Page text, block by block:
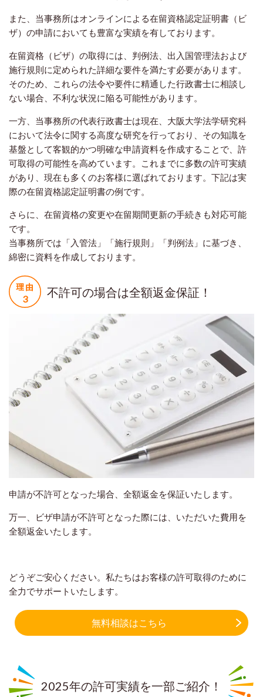
また、当事務所はオンラインによる在留資格認定証明書（ビ
ザ）の申請においても豊富な実績を有しております。
在留資格（ビザ）の取得には、判例法、出入国管理法および
施行規則に定められた詳細な要件を満たす必要があります。
そのため、これらの法令や要件に精通した行政書士に相談し
ない場合、不利な状況に陥る可能性があります。
一方、当事務所の代表行政書士は現在、大阪大学法学研究科
において法令に関する高度な研究を行っており、その知識を
基盤として客観的かつ明確な申請資料を作成することで、許
可取得の可能性を高めています。これまでに多数の許可実績
があり、現在も多くのお客様に選ばれております。下記は実
際の在留資格認定証明書の例です。
さらに、在留資格の変更や在留期間更新の手続きも対応可能
です。
当事務所では「入管法」「施行規則」「判例法」に基づき、
綿密に資料を作成しております。
不許可の場合は全額返金保証！
申請が不許可となった場合、全額返金を保証いたします。
万一、ビザ申請が不許可となった際には、いただいた費用を
全額返金いたします。
どうぞご安心ください。私たちはお客様の許可取得のために
全力でサポートいたします。
無料相談はこちら
2025年の許可実績を一部ご紹介！